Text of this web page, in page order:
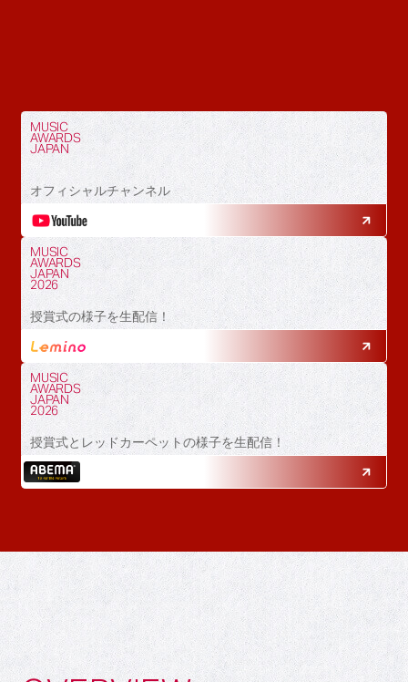
MUSIC
AWARDS
JAPAN
オフィシャルチャンネル
MUSIC
AWARDS
JAPAN
2026
授賞式の様子を生配信！
MUSIC
AWARDS
JAPAN
2026
授賞式とレッドカーペットの様子を生配信！